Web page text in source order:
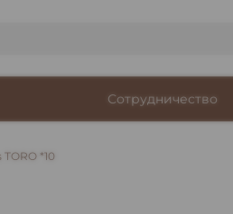
Сотрудничество
*10